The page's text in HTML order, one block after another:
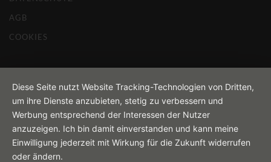
AGB
COOKIES
Diese Seite nutzt Website Tracking-Technologien von Dritten,
um ihre Dienste anzubieten, stetig zu verbessern und
Werbung entsprechend der Interessen der Nutzer
anzuzeigen. Ich bin damit einverstanden und kann meine
Einwilligung jederzeit mit Wirkung für die Zukunft widerrufen
oder ändern.